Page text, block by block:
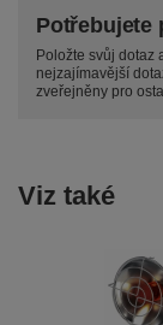
Potřebujete
Položte svůj dotaz
nejzajímavější
zveřejněny pro
Viz také